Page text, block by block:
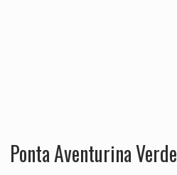
Ponta Aventurina Verde